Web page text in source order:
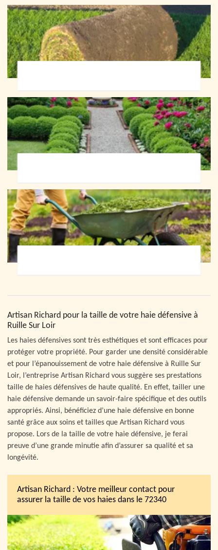
Artisan Richard pour la taille de votre haie défensive à
Ruille Sur Loir
Les haies défensives sont très esthétiques et sont efficaces pour
protéger votre propriété. Pour garder une densité considérable
et pour l’épanouissement de votre haie défensive à Ruille Sur
Loir, l’entreprise Artisan Richard vous suggère ses prestations
taille de haies défensives de haute qualité. En effet, tailler une
haie défensive demande un savoir-faire spécifique et des outils
appropriés. Ainsi, bénéficiez d’une haie défensive en bonne
santé grâce aux soins et tailles que Artisan Richard vous
propose. Lors de la taille de votre haie défensive, je ferai
preuve d’une grande minutie afin d’assurer sa qualité et sa
longévité.
Artisan Richard : Votre meilleur contact pour
assurer la taille de vos haies dans le 72340